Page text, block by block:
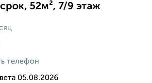
52м², 7/9 этаж
телефон
05.08.2026